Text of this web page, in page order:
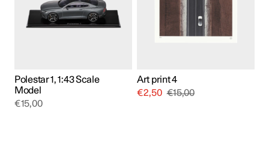
Polestar 1, 1:43 Scale
Model
€15,00
optie
kan
Art print 4
€2,50 €15,00